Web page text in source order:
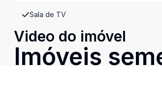
Sala de TV
Video do imóvel
Imóveis